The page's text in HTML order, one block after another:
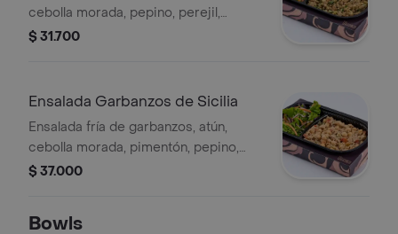
cebolla morada, pepino, perejil,
pimienta, pure de garbanzo, ajonjolí y
$ 31.700
Ensalada Garbanzos de Sicilia
Ensalada fría de garbanzos, atún,
cebolla morada, pimentón, pepino,
calabacín verde y ensalada de hierbas
$ 37.000
Bowls